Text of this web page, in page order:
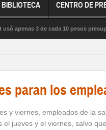
BIBLIOTECA CENTRO DE
3 de cada 10 pesos
paran los
y viernes, empleados de la
el jueves y el viernes, salvo